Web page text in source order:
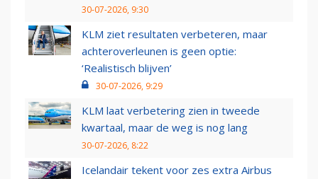
30-07-2026, 9:30
KLM ziet resultaten verbeteren, maar
achteroverleunen is geen optie:
‘Realistisch blijven’
30-07-2026, 9:29
KLM laat verbetering zien in tweede
kwartaal, maar de weg is nog lang
30-07-2026, 8:22
Icelandair tekent voor zes extra Airbus